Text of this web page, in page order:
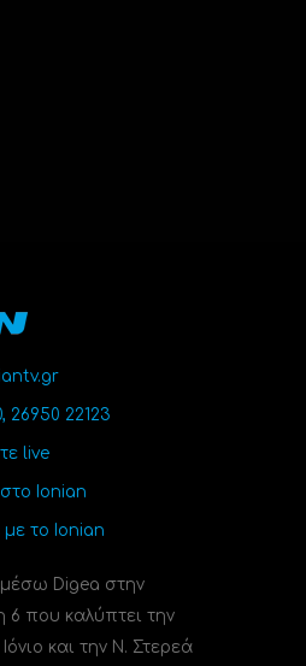
26950 22123
live
Ionian
με το Ionian
Digea στην
6 που καλύπτει την
και την Ν. Στερεά